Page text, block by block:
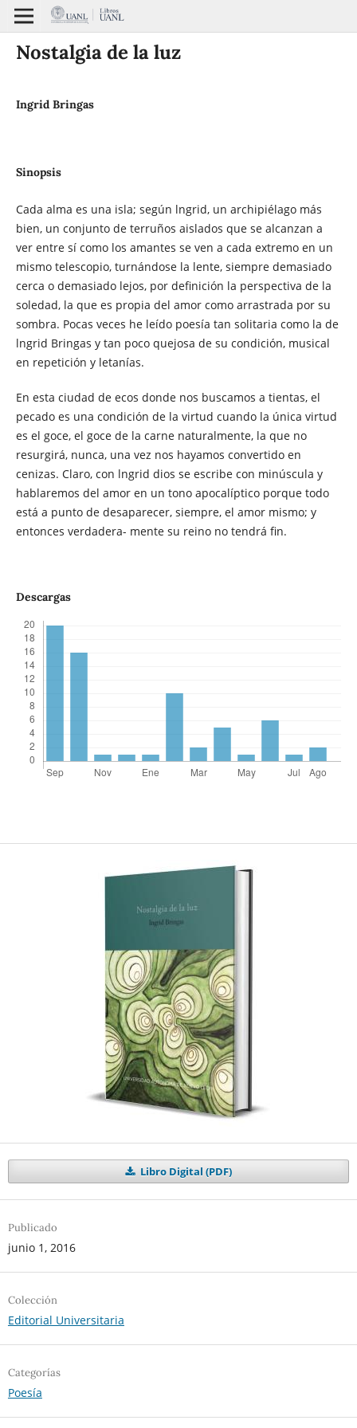
Nostalgia de la luz
Ingrid Bringas
Sinopsis
Cada alma es una isla; según lngrid, un archipiélago más
bien, un conjunto de terruños aislados que se alcanzan a
ver entre sí como los amantes se ven a cada extremo en un
mismo telescopio, turnándose la lente, siempre demasiado
cerca o demasiado lejos, por definición la perspectiva de la
soledad, la que es propia del amor como arrastrada por su
sombra. Pocas veces he leído poesía tan solitaria como la de
lngrid Bringas y tan poco quejosa de su condición, musical
en repetición y letanías.
En esta ciudad de ecos donde nos buscamos a tientas, el
pecado es una condición de la virtud cuando la única virtud
es el goce, el goce de la carne naturalmente, la que no
resurgirá, nunca, una vez nos hayamos convertido en
cenizas. Claro, con lngrid dios se escribe con minúscula y
hablaremos del amor en un tono apocalíptico porque todo
está a punto de desaparecer, siempre, el amor mismo; y
entonces verdadera- mente su reino no tendrá fin.
Descargas
Libro Digital (PDF)
Publicado
junio 1, 2016
Colección
Editorial Universitaria
Categorías
Poesía